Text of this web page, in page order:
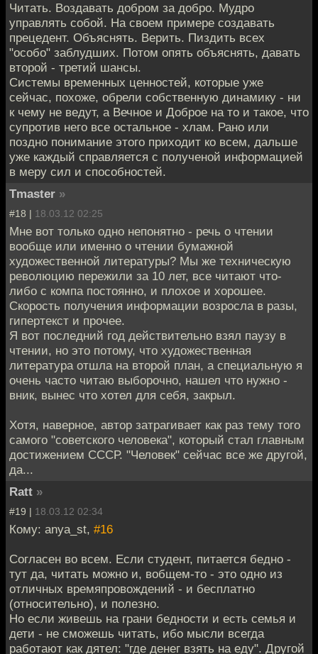
Читать. Воздавать добром за добро. Мудро
управлять собой. На своем примере создавать
прецедент. Объяснять. Верить. Пиздить всех
"особо" заблудших. Потом опять объяснять, давать
второй - третий шансы.
Системы временных ценностей, которые уже
сейчас, похоже, обрели собственную динамику - ни
к чему не ведут, а Вечное и Доброе на то и такое, что
супротив него все остальное - хлам. Рано или
поздно понимание этого приходит ко всем, дальше
уже каждый справляется с полученой информацией
в меру сил и способностей.
Tmaster »
#18 | 18.03.12 02:25
Мне вот только одно непонятно - речь о чтении
вообще или именно о чтении бумажной
художественной литературы? Мы же техническую
революцию пережили за 10 лет, все читают что-
либо с компа постоянно, и плохое и хорошее.
Скорость получения информации возросла в разы,
гипертекст и прочее.
Я вот последний год действительно взял паузу в
чтении, но это потому, что художественная
литература отшла на второй план, а специальную я
очень часто читаю выборочно, нашел что нужно -
вник, вынес что хотел для себя, закрыл.
Хотя, наверное, автор затрагивает как раз тему того
самого "советского человека", который стал главным
достижением СССР. "Человек" сейчас все же другой,
да...
Ratt »
#19 | 18.03.12 02:34
Кому: anya_st, #16
Согласен во всем. Если студент, питается бедно -
тут да, читать можно и, вобщем-то - это одно из
отличных времяпровождений - и бесплатно
(относительно), и полезно.
Но если живешь на грани бедности и есть семья и
дети - не сможешь читать, ибо мысли всегда
работают как дятел: "где денег взять на еду". Другой